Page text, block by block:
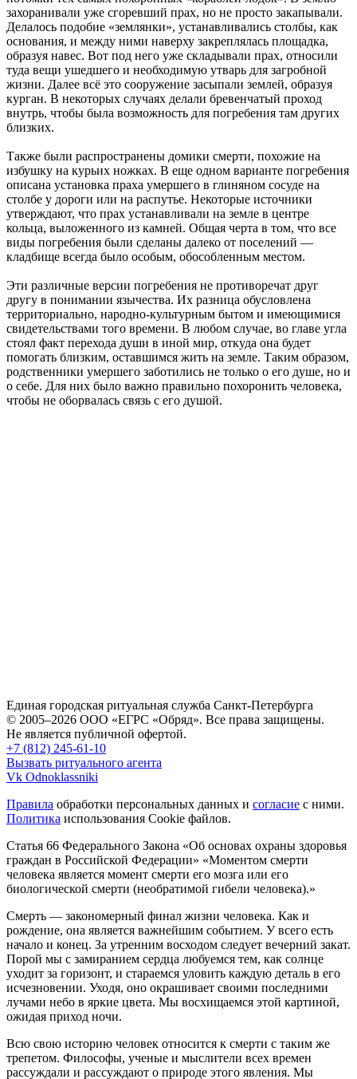
захоранивали уже сгоревший прах, но не просто закапывали.
Делалось подобие «землянки», устанавливались столбы, как
основания, и между ними наверху закреплялась площадка,
образуя навес. Вот под него уже складывали прах, относили
туда вещи ушедшего и необходимую утварь для загробной
жизни. Далее всё это сооружение засыпали землей, образуя
курган. В некоторых случаях делали бревенчатый проход
внутрь, чтобы была возможность для погребения там других
близких.
Также были распространены домики смерти, похожие на
избушку на курьих ножках. В еще одном варианте погребения
описана установка праха умершего в глиняном сосуде на
столбе у дороги или на распутье. Некоторые источники
утверждают, что прах устанавливали на земле в центре
кольца, выложенного из камней. Общая черта в том, что все
виды погребения были сделаны далеко от поселений —
кладбище всегда было особым, обособленным местом.
Эти различные версии погребения не противоречат друг
другу в понимании язычества. Их разница обусловлена
территориально, народно-культурным бытом и имеющимися
свидетельствами того времени. В любом случае, во главе угла
стоял факт перехода души в иной мир, откуда она будет
помогать близким, оставшимся жить на земле. Таким образом,
родственники умершего заботились не только о его душе, но и
о себе. Для них было важно правильно похоронить человека,
чтобы не оборвалась связь с его душой.
Единая городская ритуальная служба Санкт-Петербурга
© 2005–2026 ООО «ЕГРС «Обряд». Все права защищены.
Не является публичной офертой.
+7 (812) 245-61-10
Вызвать ритуального агента
Vk Odnoklassniki
Правила обработки персональных данных и согласие с ними.
Политика использования Cookie файлов.
Статья 66 Федерального Закона «Об основах охраны здоровья
граждан в Российской Федерации» «Моментом смерти
человека является момент смерти его мозга или его
биологической смерти (необратимой гибели человека).»
Смерть — закономерный финал жизни человека. Как и
рождение, она является важнейшим событием. У всего есть
начало и конец. За утренним восходом следует вечерний закат.
Порой мы с замиранием сердца любуемся тем, как солнце
уходит за горизонт, и стараемся уловить каждую деталь в его
исчезновении. Уходя, оно окрашивает своими последними
лучами небо в яркие цвета. Мы восхищаемся этой картиной,
ожидая приход ночи.
Всю свою историю человек относится к смерти с таким же
трепетом. Философы, ученые и мыслители всех времен
рассуждали и рассуждают о природе этого явления. Мы